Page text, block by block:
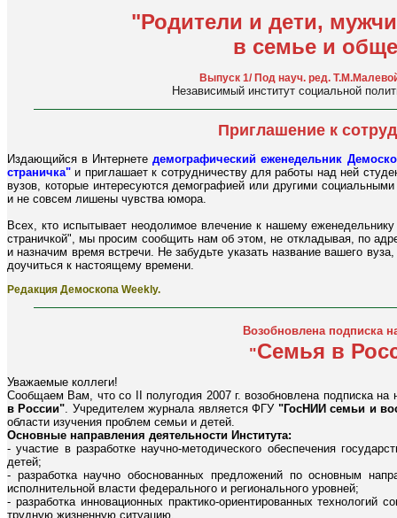
"Родители и дети,
в семье и
Выпуск 1/ Под науч. ред.
Независимый институт социальной
Приглашение к
Издающийся в Интернетедемографический еженедельник
страничка" и приглашает к сотрудничеству для работы над ней
вузов, которые интересуются демографией или другими
и не совсем лишены чувства юмора.
Всех, кто испытывает неодолимое влечение к нашему
страничкой", мы просим сообщить нам об этом, не откладывая, по
и назначим время встречи. Не забудьте указать название вашего
доучиться к настоящему времени.
Редакция Демоскопа Weekly.
Возобновлена подписка
"Семья в
Уважаемые коллеги!
Сообщаем Вам, что со II полугодия 2007 г. возобновлена подписка
в России". Учредителем журнала является ФГУ "ГосНИИ семьи и
области изучения проблем семьи и детей.
Основные направления деятельности Института:
- участие в разработке научно-методического обеспечения
детей;
- разработка научно обоснованных предложений по основным
исполнительной власти федерального и регионального уровней;
- разработка инновационных практико-ориентированных
трудную жизненную ситуацию.